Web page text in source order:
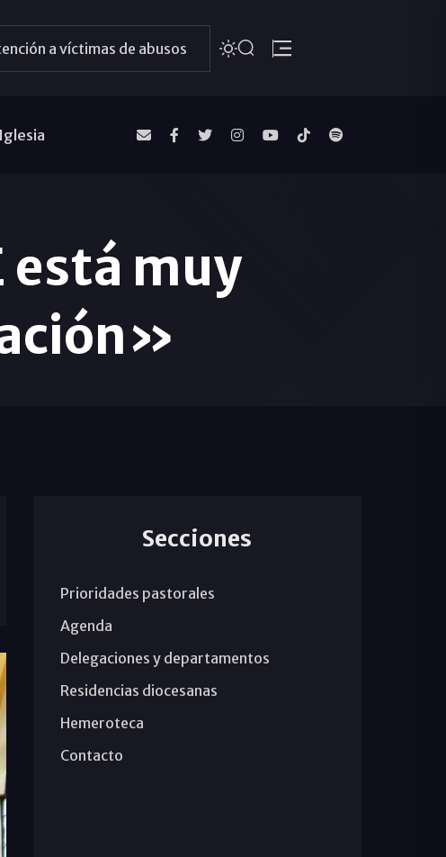
a víctimas de abusos
está muy
Secciones
Prioridades pastorales
Agenda
Delegaciones y departamentos
Residencias diocesanas
Hemeroteca
Contacto